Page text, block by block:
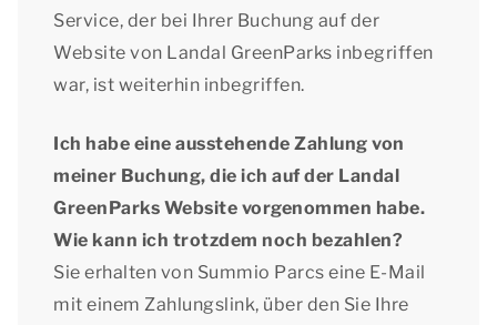
Service, der bei Ihrer Buchung auf der
Website von Landal GreenParks inbegriffen
war, ist weiterhin inbegriffen.
Ich habe eine ausstehende Zahlung von
meiner Buchung, die ich auf der Landal
GreenParks Website vorgenommen habe.
Wie kann ich trotzdem noch bezahlen?
Sie erhalten von Summio Parcs eine E-Mail
mit einem Zahlungslink, über den Sie Ihre